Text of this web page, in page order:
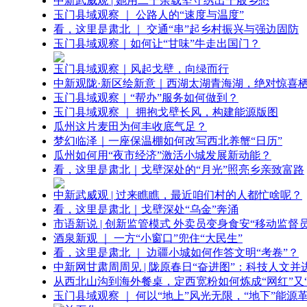
玉门县域观察 ｜ 公路人的“速度与温度”
看，这里是肃北 ｜ 交通“串”起乡村振兴与强边固防
玉门县域观察｜如何让“甘味”牛走出国门？
玉门县域观察｜风起戈壁，向绿而行
中新观陇·新区绘新意｜西湖太湖青海湖，绝对惊喜
玉门县域观察｜“帮办”服务如何做到？
玉门县域观察 ｜ 拥抱戈壁长风，构建能源版图
瓜州这片麦田为何丰收底气足？
梦幻临泽｜一座保温棚如何改写西北养蟹“日历”
瓜州如何用“夜市经济”激活小城发展新动能？
看，这里是肃北｜戈壁深处的“月光”照亮乡亲致富路
中新武威观 | 过来瞧瞧，最近咱们村的人都忙啥呢？
看，这里是肃北｜戈壁深处“乌金”奔涌
市语新说 | 创新监管模式 外卖员变身食安“移动监督
酒泉新观 ｜ 一方“小窗口”兜住“大民生”
看，这里是肃北 ｜ 边疆小城如何作答文明“考卷”？
中新网甘肃周周见 | 陇原春日“奋进图”：科技人文并
从西北山沟到海外餐桌，定西宽粉如何炼成“网红”又
玉门县域观察 ｜ 何以“地上”风光无限，“地下”能源